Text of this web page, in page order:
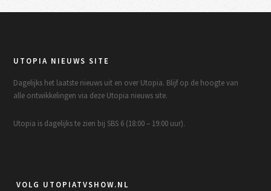
UTOPIA NIEUWS SITE
Dagelijks het laatste nieuws uit en over Utopia. Blijf op de hoogte van
alle ontwikkelingen via deze Utopia nieuws site.
Utopia is dagelijks te zien bij SBS 6 (18:00 – 19:00 uur).
VOLG UTOPIATVSHOW.NL